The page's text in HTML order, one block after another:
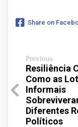
Share on
Previous
Resiliência
Como as
Informais
Diferentes
Políticos